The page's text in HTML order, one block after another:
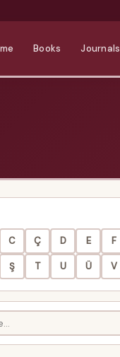
Books Journals
C Ç D E F
Ş T U Ü V